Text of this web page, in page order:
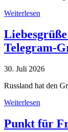
Weiterlesen
Telegram-
30. Juli 2026
Russland hat den
Weiterlesen
Punkt für